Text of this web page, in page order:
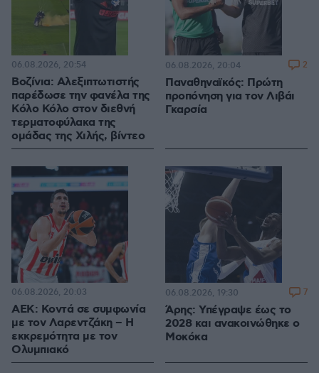
Βοζίνια: Αλεξιπτωτιστής
παρέδωσε την φανέλα της
Κόλο Κόλο στον διεθνή
τερματοφύλακα της
ομάδας της Χιλής, βίντεο
06.08.2026, 20:54
Παναθηναϊκός: Πρώτη
προπόνηση για τον Λιβάι
Γκαρσία
06.08.2026, 20:04 2
ΑΕΚ: Κοντά σε συμφωνία
με τον Λαρεντζάκη – Η
εκκρεμότητα με τον
Ολυμπιακό
06.08.2026, 20:03
Άρης: Υπέγραψε έως το
2028 και ανακοινώθηκε ο
Μοκόκα
06.08.2026, 19:30 7